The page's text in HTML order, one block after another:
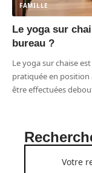
FAMILLE
Le yoga sur
bureau ?
Le yoga sur chaise
pratiquée en position
être effectuées